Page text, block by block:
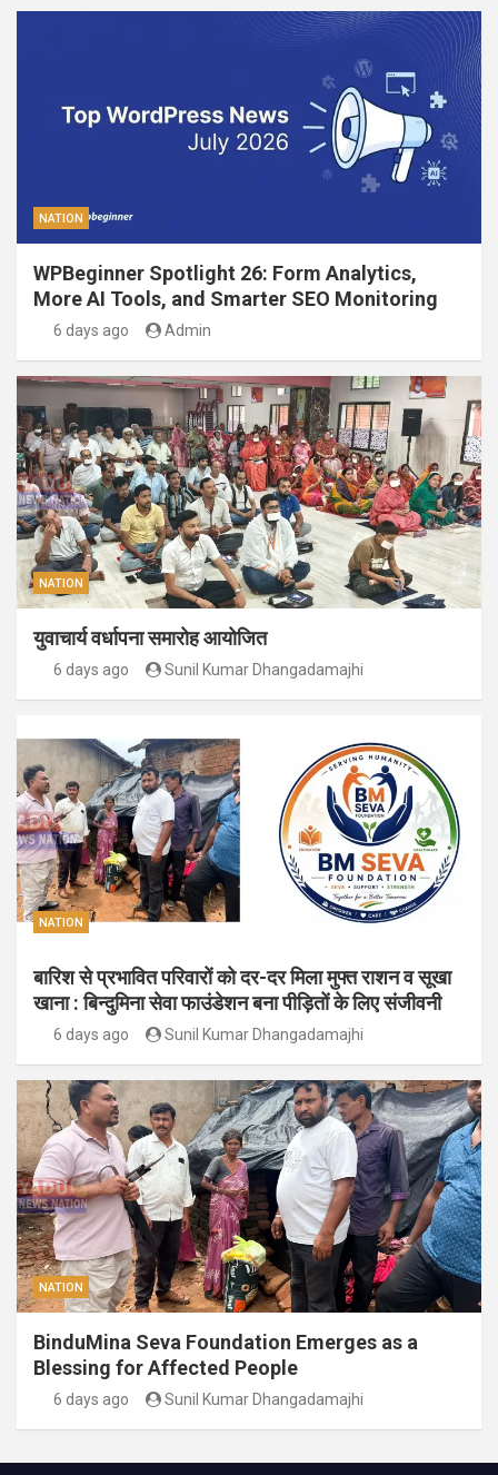
NATION
WPBeginner Spotlight 26: Form Analytics,
More AI Tools, and Smarter SEO Monitoring
6 days ago Admin
NATION
युवाचार्य वर्धापना समारोह आयोजित
6 days ago Sunil Kumar Dhangadamajhi
NATION
बारिश से प्रभावित परिवारों को दर-दर मिला मुफ्त राशन व सूखा
खाना : बिन्दुमिना सेवा फाउंडेशन बना पीड़ितों के लिए संजीवनी
6 days ago Sunil Kumar Dhangadamajhi
NATION
BinduMina Seva Foundation Emerges as a
Blessing for Affected People
6 days ago Sunil Kumar Dhangadamajhi